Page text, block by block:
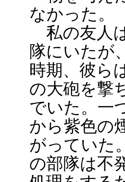
なかった。
私の友人
隊にいたが
時期、彼ら
の大砲を撃
でいた。一
から紫色の
がっていた
の部隊は不